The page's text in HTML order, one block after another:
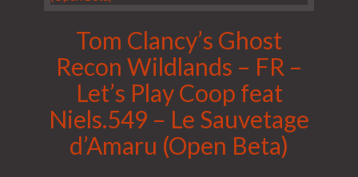
Tom Clancy’s Ghost
Recon Wildlands – FR –
Let’s Play Coop feat
Niels.549 – Le Sauvetage
d’Amaru (Open Beta)